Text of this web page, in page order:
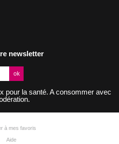
newsletter
pour la santé. A consommer avec
à mes favoris
Aide